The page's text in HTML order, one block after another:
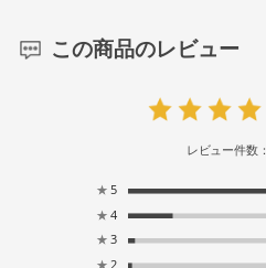
この商品のレビュー
レビュー件数：
★ 5
★ 4
★ 3